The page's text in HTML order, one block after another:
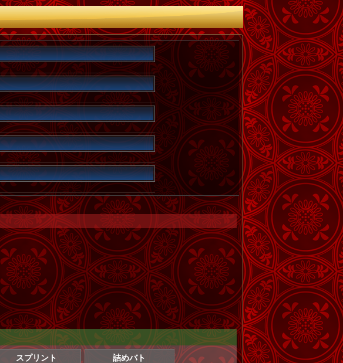
スプリント 詰めバト